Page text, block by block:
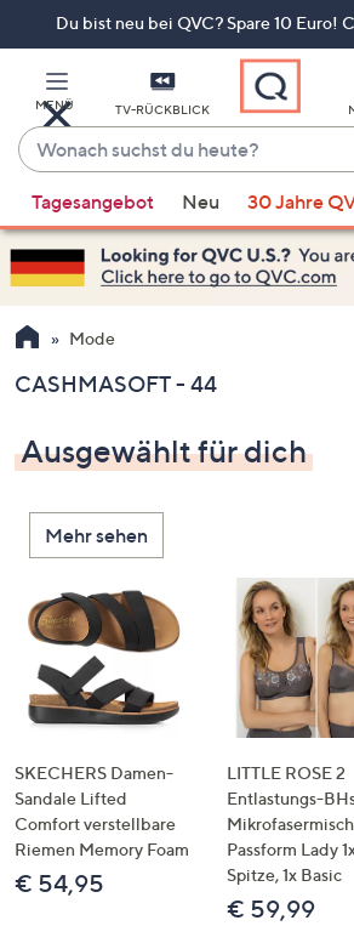
Du bist neu bei QVC? Spare 10 Euro!
MENÜ TV-RÜCKBLICK
Wonach
suchst
du
heute?
Vorschläge
verfügbar
sind,
verwenden
Sie
Pfeiltasten
oben
und
nach
unten
oder
wischen
Sie
Touch-
Geräten
links
bzw.
rechts,
um
diese
Tagesangebot Neu 30 Jahre
Mode
CASHMASOFT - 44
Ausgewählt für dich
Mehr sehen
SKECHERS Damen-
Sandale Lifted
Comfort verstellbare
Riemen Memory Foam
€ 54,95
LITTLE ROSE 2
Entlastungs-
Passform Lady
Spitze, 1x Basic
€ 59,99